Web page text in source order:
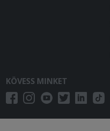
KÖVESS MINKET